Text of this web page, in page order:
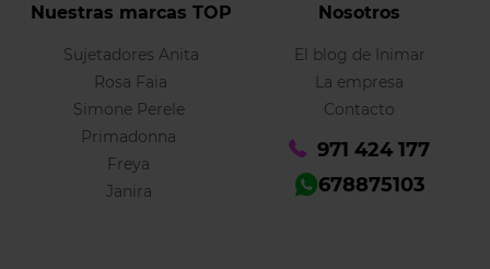
Nuestras marcas TOP
Sujetadores Anita
Rosa Faia
Simone Perele
Primadonna
Freya
Janira
Nosotros
El blog de Inimar
La empresa
Contacto
971 424 177
678875103